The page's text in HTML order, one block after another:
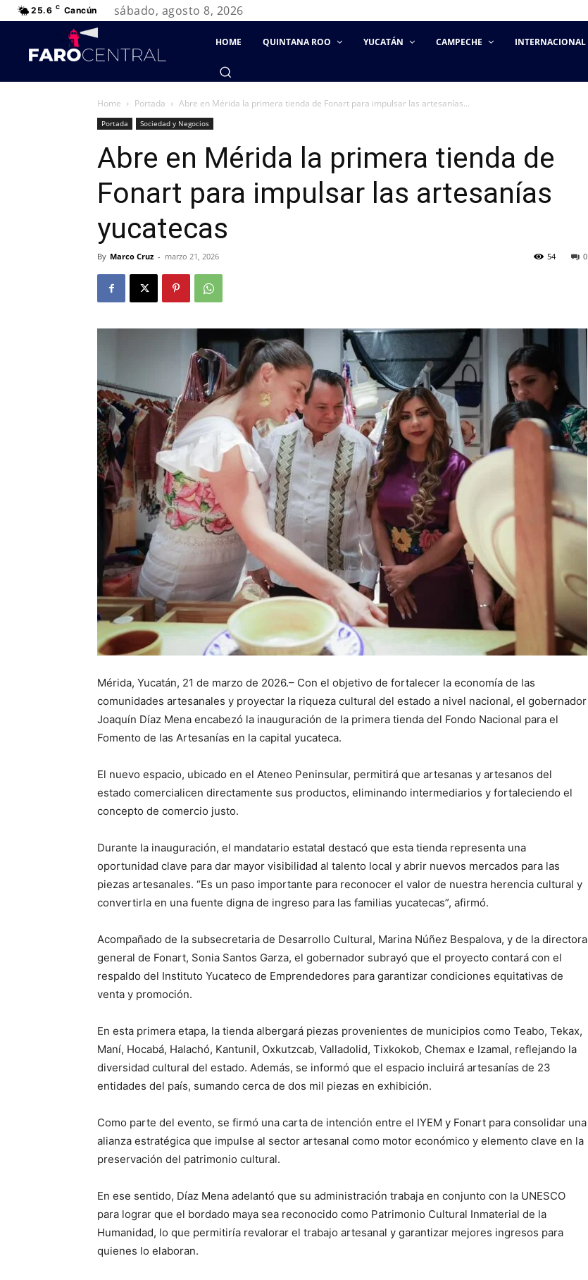
25.6 C Cancún sábado, agosto 8, 2026
HOME QUINTANA ROO YUCATÁN CAMPECHE INTERNACIONAL
Home Portada Abre en Mérida la primera tienda de Fonart para impulsar las artesanías...
Portada Sociedad y Negocios
Abre en Mérida la primera tienda de
Fonart para impulsar las artesanías
yucatecas
By Marco Cruz - marzo 21, 2026 0
54
Mérida, Yucatán, 21 de marzo de 2026.– Con el objetivo de fortalecer la economía de las
comunidades artesanales y proyectar la riqueza cultural del estado a nivel nacional, el gobernador
Joaquín Díaz Mena encabezó la inauguración de la primera tienda del Fondo Nacional para el
Fomento de las Artesanías en la capital yucateca.
El nuevo espacio, ubicado en el Ateneo Peninsular, permitirá que artesanas y artesanos del
estado comercialicen directamente sus productos, eliminando intermediarios y fortaleciendo el
concepto de comercio justo.
Durante la inauguración, el mandatario estatal destacó que esta tienda representa una
oportunidad clave para dar mayor visibilidad al talento local y abrir nuevos mercados para las
piezas artesanales. “Es un paso importante para reconocer el valor de nuestra herencia cultural y
convertirla en una fuente digna de ingreso para las familias yucatecas”, afirmó.
Acompañado de la subsecretaria de Desarrollo Cultural, Marina Núñez Bespalova, y de la directora
general de Fonart, Sonia Santos Garza, el gobernador subrayó que el proyecto contará con el
respaldo del Instituto Yucateco de Emprendedores para garantizar condiciones equitativas de
venta y promoción.
En esta primera etapa, la tienda albergará piezas provenientes de municipios como Teabo, Tekax,
Maní, Hocabá, Halachó, Kantunil, Oxkutzcab, Valladolid, Tixkokob, Chemax e Izamal, reflejando la
diversidad cultural del estado. Además, se informó que el espacio incluirá artesanías de 23
entidades del país, sumando cerca de dos mil piezas en exhibición.
Como parte del evento, se firmó una carta de intención entre el IYEM y Fonart para consolidar una
alianza estratégica que impulse al sector artesanal como motor económico y elemento clave en la
preservación del patrimonio cultural.
En ese sentido, Díaz Mena adelantó que su administración trabaja en conjunto con la UNESCO
para lograr que el bordado maya sea reconocido como Patrimonio Cultural Inmaterial de la
Humanidad, lo que permitiría revalorar el trabajo artesanal y garantizar mejores ingresos para
quienes lo elaboran.